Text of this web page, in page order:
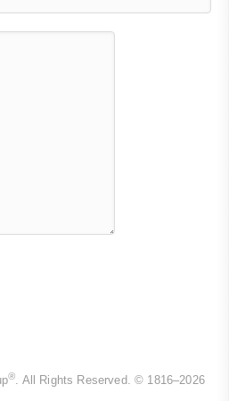
®. All Rights Reserved. © 1816–2026